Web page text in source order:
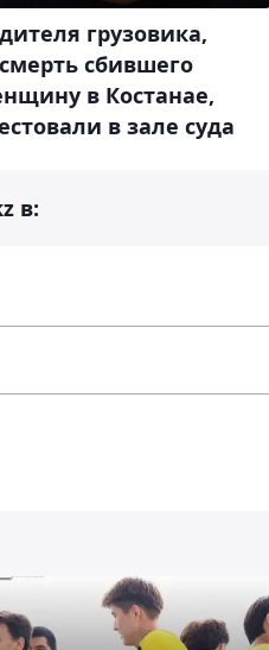
грузовика,
сбившего
в Костанае,
в зале суда
в: